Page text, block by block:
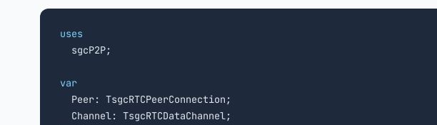
uses
sgcP2P;
var
Peer: TsgcRTCPeerConnection;